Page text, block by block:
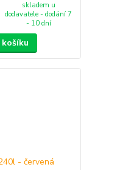
skladem u
dodavatele - dodání 7
- 10 dní